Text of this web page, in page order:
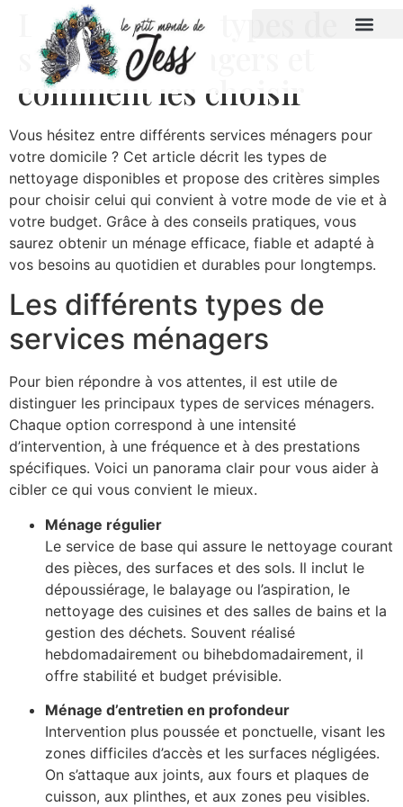
Les différents types de
services ménagers et
comment les choisir
Vous hésitez entre différents services ménagers pour
votre domicile ? Cet article décrit les types de
nettoyage disponibles et propose des critères simples
pour choisir celui qui convient à votre mode de vie et à
votre budget. Grâce à des conseils pratiques, vous
saurez obtenir un ménage efficace, fiable et adapté à
vos besoins au quotidien et durables pour longtemps.
Les différents types de
services ménagers
Pour bien répondre à vos attentes, il est utile de
distinguer les principaux types de services ménagers.
Chaque option correspond à une intensité
d’intervention, à une fréquence et à des prestations
spécifiques. Voici un panorama clair pour vous aider à
cibler ce qui vous convient le mieux.
Ménage régulier
Le service de base qui assure le nettoyage courant
des pièces, des surfaces et des sols. Il inclut le
dépoussiérage, le balayage ou l’aspiration, le
nettoyage des cuisines et des salles de bains et la
gestion des déchets. Souvent réalisé
hebdomadairement ou bihebdomadairement, il
offre stabilité et budget prévisible.
Ménage d’entretien en profondeur
Intervention plus poussée et ponctuelle, visant les
zones difficiles d’accès et les surfaces négligées.
On s’attaque aux joints, aux fours et plaques de
cuisson, aux plinthes, et aux zones peu visibles.